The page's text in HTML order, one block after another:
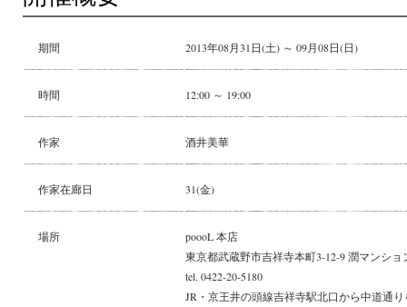
期間 2013年08月31日(土) ～ 09月08日(日)
時間 12:00 ～ 19:00
作家 酒井美華
作家在廊日 31(金)
場所
poooL 本店
東京都武蔵野市吉祥寺本町3-12-9 潤マンショ
tel. 0422-20-5180
JR・京王井の頭線吉祥寺駅北口から中道通り